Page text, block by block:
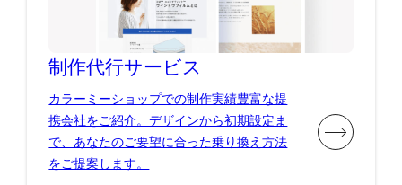
制作代行サービス
カラーミーショップでの制作実績豊富な提
携会社をご紹介。デザインから初期設定ま
で、あなたのご要望に合った乗り換え方法
をご提案します。